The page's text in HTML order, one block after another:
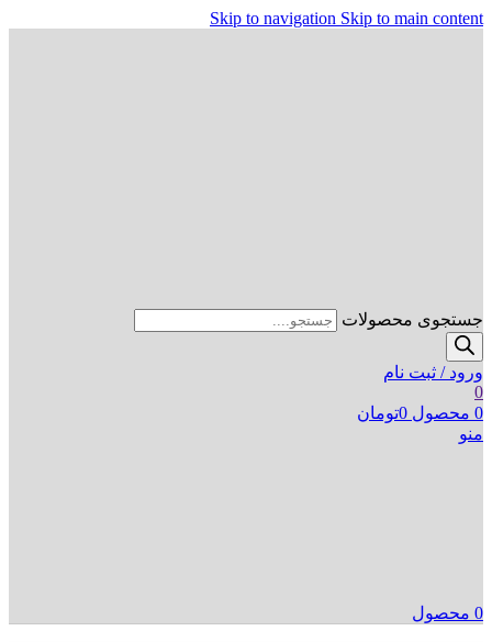
Skip to navigation Skip to main content
جستجوی محصولات
ورود / ثبت نام
0
0 محصول 0تومان
منو
0 محصول